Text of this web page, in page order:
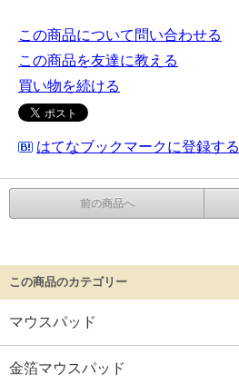
この商品について問い合わせる
この商品を友達に教える
買い物を続ける
はてなブックマークに登録する
前の商品へ
この商品のカテゴリー
マウスパッド
金箔マウスパッド